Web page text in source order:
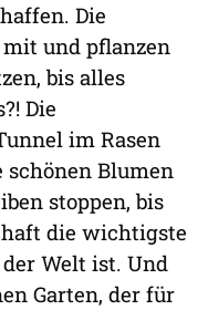
Die
und pflanzen
bis alles
Die
im Rasen
schönen Blumen
stoppen, bis
die wichtigste
Welt ist. Und
Garten, der für